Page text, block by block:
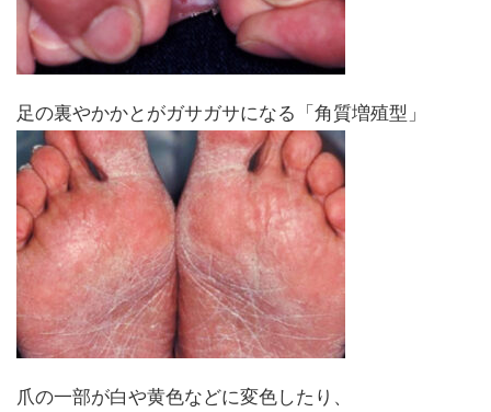
足の裏やかかとがガサガサになる「角質増殖型」
爪の一部が白や黄色などに変色したり、